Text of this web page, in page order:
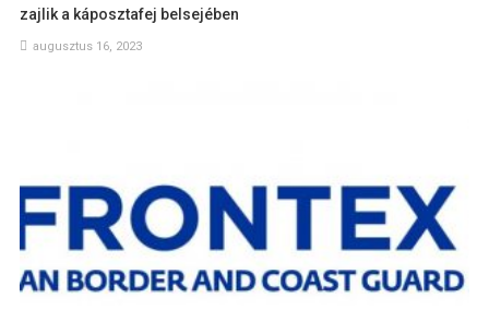
zajlik a káposztafej belsejében
augusztus 16, 2023